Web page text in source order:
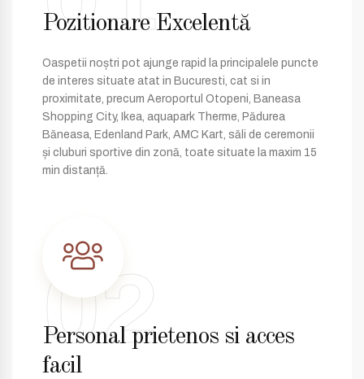
Pozitionare Excelentă
Oaspetii noștri pot ajunge rapid la principalele puncte
de interes situate atat in Bucuresti, cat si in
proximitate, precum Aeroportul Otopeni, Baneasa
Shopping City, Ikea, aquapark Therme, Pădurea
Băneasa, Edenland Park, AMC Kart, săli de ceremonii
și cluburi sportive din zonă, toate situate la maxim 15
min distanță.
Personal prietenos si acces
facil
02